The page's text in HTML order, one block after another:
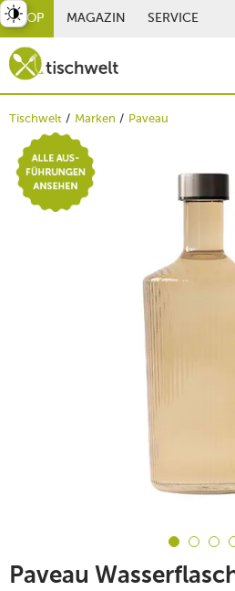
SHOP MAGAZIN SERVICE
Tischwelt Marken Paveau
Paveau
umschalten